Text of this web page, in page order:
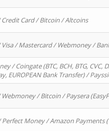
Credit Card / Bitcoin / Altcoins
Visa / Mastercard / Webmoney /
/ Coingate (BTC, BCH, BTG, CVC,
EUROPEAN Bank Transfer) /
/ Bitcoin / Paysera
Money / Amazon Payments